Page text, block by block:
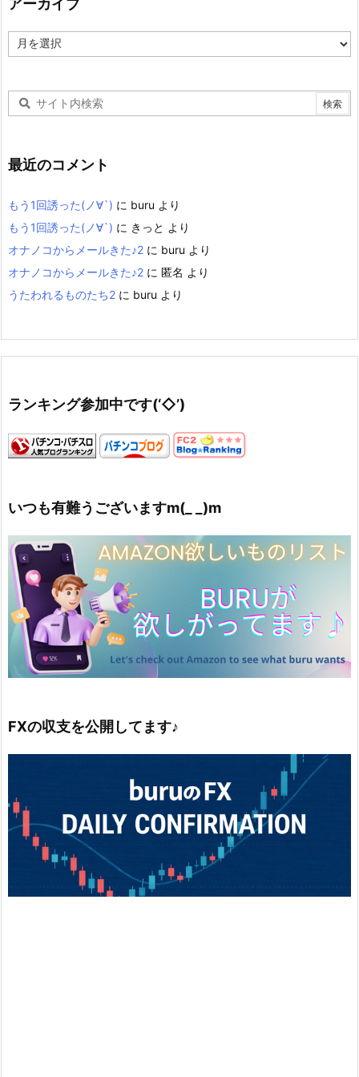
アーカイブ
ー
最近のコメント
もう1回誘った(ノ∀`) に buru より
もう1回誘った(ノ∀`) に きっと より
オナノコからメールきた♪2 に buru より
オナノコからメールきた♪2 に 匿名 より
うたわれるものたち2 に buru より
ランキング参加中です(‘◇’)ゞ
いつも有難うございますm(_ _)m
FXの収支を公開してます♪